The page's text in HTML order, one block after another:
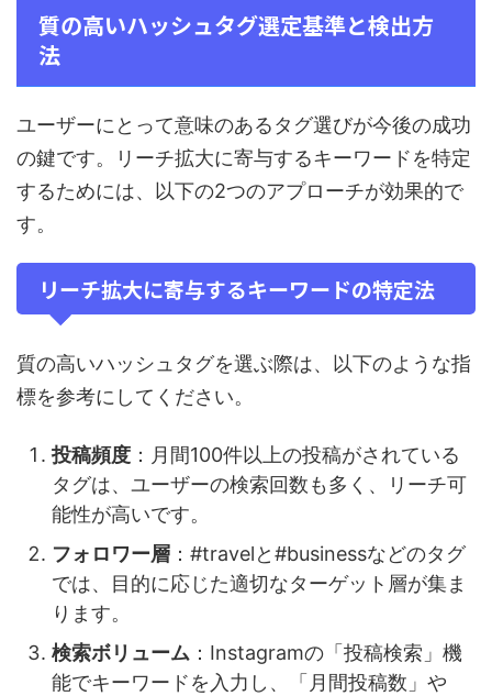
質の高いハッシュタグ選定基準と検出方
法
ユーザーにとって意味のあるタグ選びが今後の成功
の鍵です。リーチ拡大に寄与するキーワードを特定
するためには、以下の2つのアプローチが効果的で
す。
リーチ拡大に寄与するキーワードの特定法
質の高いハッシュタグを選ぶ際は、以下のような指
標を参考にしてください。
投稿頻度 ：月間100件以上の投稿がされている
タグは、ユーザーの検索回数も多く、リーチ可
能性が高いです。
フォロワー層 ：#travelと#businessなどのタグ
では、目的に応じた適切なターゲット層が集ま
ります。
検索ボリューム ：Instagramの「投稿検索」機
能でキーワードを入力し、「月間投稿数」や